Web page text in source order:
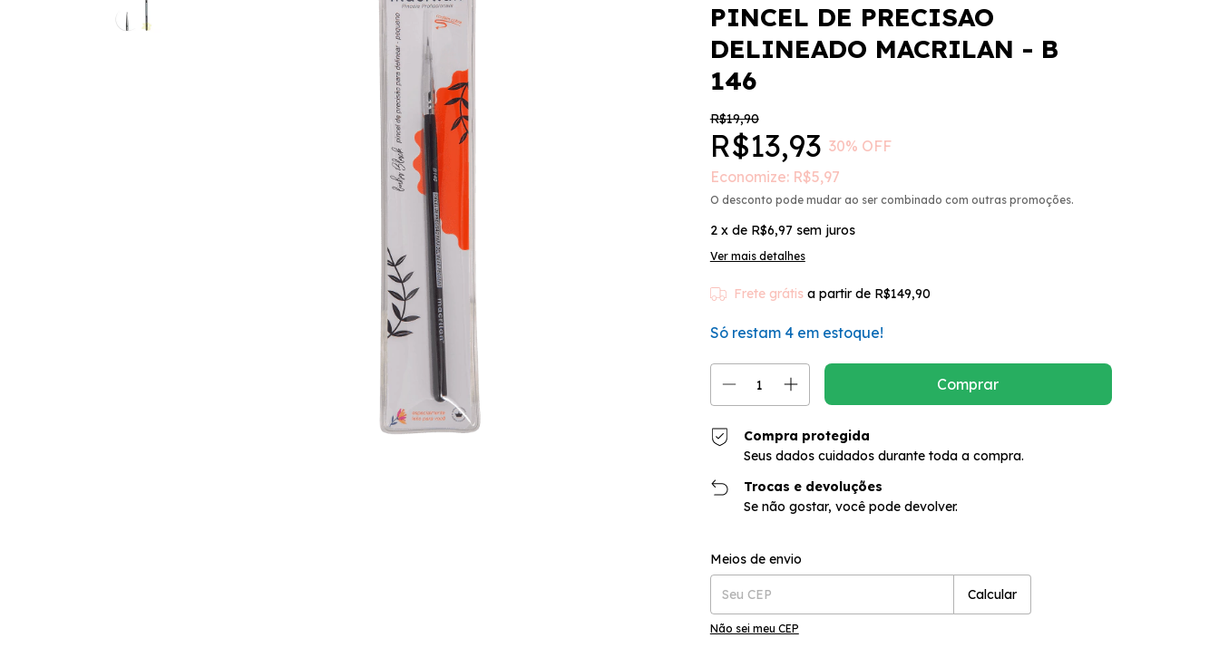
PINCEL DE PRECISAO
DELINEADO MACRILAN - B
146
R$19,90
R$13,93 30% OFF
Economize: R$5,97
O desconto pode mudar ao ser combinado com outras promoções.
2 x de R$6,97 sem juros
Ver mais detalhes
Frete grátis a partir de R$149,90
Só restam 4em estoque!
Compra protegida
Seus dados cuidados durante toda a compra.
Trocas e devoluções
Se não gostar, você pode devolver.
Entregas para o CEP:
Meios de envio
Calcular
Não sei meu CEP